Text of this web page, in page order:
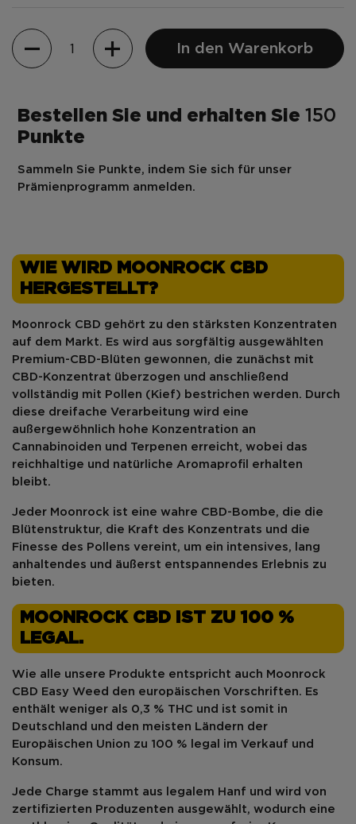
Menge
In den Warenkorb
Bestellen Sie und erhalten Sie 150
Punkte
Sammeln Sie Punkte, indem Sie sich für unser
Prämienprogramm anmelden.
WIE WIRD MOONROCK CBD
HERGESTELLT?
Moonrock CBD gehört zu den stärksten Konzentraten
auf dem Markt. Es wird aus sorgfältig ausgewählten
Premium-CBD-Blüten gewonnen, die zunächst mit
CBD-Konzentrat überzogen und anschließend
vollständig mit Pollen (Kief) bestrichen werden. Durch
diese dreifache Verarbeitung wird eine
außergewöhnlich hohe Konzentration an
Cannabinoiden und Terpenen erreicht, wobei das
reichhaltige und natürliche Aromaprofil erhalten
bleibt.
Jeder Moonrock ist eine wahre CBD-Bombe, die die
Blütenstruktur, die Kraft des Konzentrats und die
Finesse des Pollens vereint, um ein intensives, lang
anhaltendes und äußerst entspannendes Erlebnis zu
bieten.
MOONROCK CBD IST ZU 100 %
LEGAL.
Wie alle unsere Produkte entspricht auch
Moonrock
CBD Easy Weed
den europäischen Vorschriften. Es
enthält weniger als 0,3 % THC und ist somit in
Deutschland
und den meisten Ländern der
Europäischen Union zu 100 % legal
im Verkauf und
Konsum.
Jede Charge stammt aus legalem Hanf und wird von
zertifizierten Produzenten ausgewählt, wodurch eine